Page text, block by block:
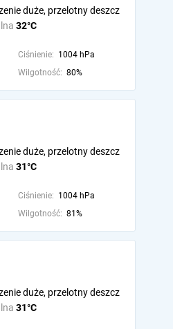
32°C
duże, przelotny deszcz
Ciśnienie: 1004 hPa
Wilgotność: 80%
31°C
duże, przelotny deszcz
Ciśnienie: 1004 hPa
Wilgotność: 81%
31°C
duże, przelotny deszcz